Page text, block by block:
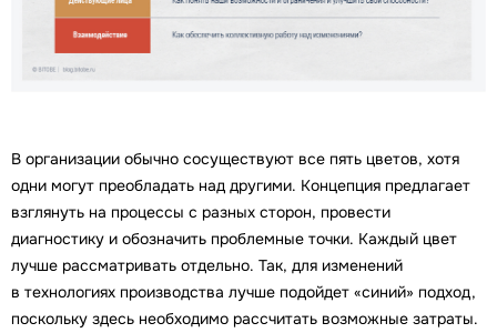
В организации обычно сосуществуют все пять цветов, хотя
одни могут преобладать над другими. Концепция предлагает
взглянуть на процессы с разных сторон, провести
диагностику и обозначить проблемные точки. Каждый цвет
лучше рассматривать отдельно. Так, для изменений
в технологиях производства лучше подойдет «синий» подход,
поскольку здесь необходимо рассчитать возможные затраты.